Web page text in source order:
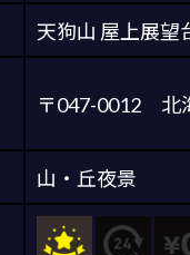
天狗山 屋上展望
〒047-0012
山・丘夜景